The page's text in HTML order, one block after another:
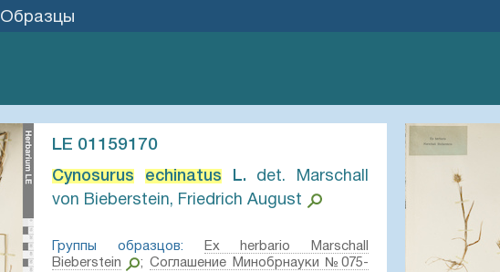
Образцы
LE 01159170
Cynosurus echinatus L.⁣ det. Marschall
von Bieberstein, Friedrich August
Группы образцов:
Ex herbario Marschall
Bieberstein
; Соглашение Минобрнауки №075-